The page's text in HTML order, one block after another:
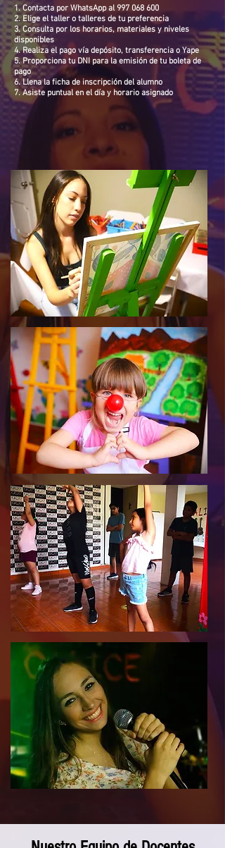
1. Contacta por WhatsApp al997 068 600
2. Elige el taller o talleres de tu preferencia
3. Consulta por loshorarios,materiales y niveles
disponibles
4. Realiza el pago vía depósito, transferencia o Yape
5. Proporciona tu DNI para la emisión de tu boleta de
pago
6. Llena la ficha de inscripción del alumno
7. Asiste puntual en eldía y horario asignado